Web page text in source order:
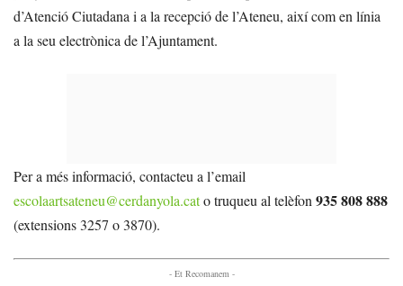
d’Atenció Ciutadana i a la recepció de l’Ateneu, així com en línia
a la seu electrònica de l’Ajuntament.
Per a més informació, contacteu a l’email
escolaartsateneu@cerdanyola.cato truqueu al telèfon 935 808 888
(extensions 3257 o 3870).
- Et Recomanem -